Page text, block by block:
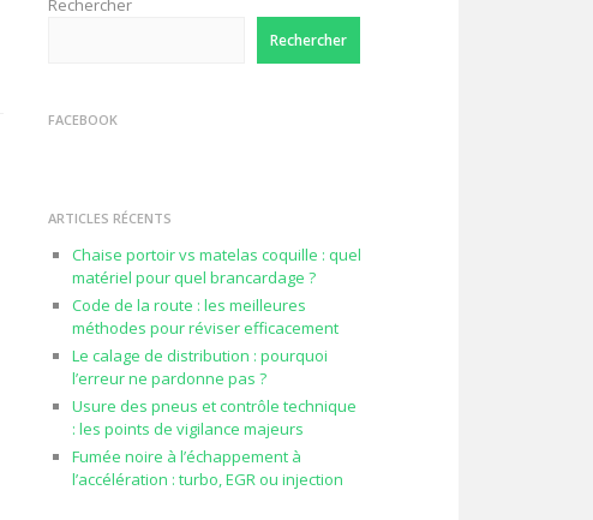
Rechercher
Rechercher
FACEBOOK
ARTICLES RÉCENTS
Chaise portoir vs matelas coquille : quel
matériel pour quel brancardage ?
Code de la route : les meilleures
méthodes pour réviser efficacement
Le calage de distribution : pourquoi
l’erreur ne pardonne pas ?
Usure des pneus et contrôle technique
: les points de vigilance majeurs
Fumée noire à l’échappement à
l’accélération : turbo, EGR ou injection